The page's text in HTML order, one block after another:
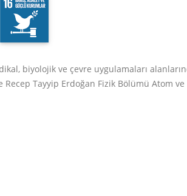
biyolojik ve çevre uygulamaları
Tayyip Erdoğan Fizik Bölümü Atom